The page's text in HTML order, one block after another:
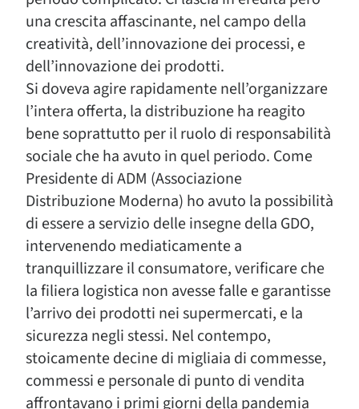
una crescita affascinante, nel campo della
creatività, dell’innovazione dei processi, e
dell’innovazione dei prodotti.
Si doveva agire rapidamente nell’organizzare
l’intera offerta, la distribuzione ha reagito
bene soprattutto per il ruolo di responsabilità
sociale che ha avuto in quel periodo. Come
Presidente di ADM (Associazione
Distribuzione Moderna) ho avuto la possibilità
di essere a servizio delle insegne della GDO,
intervenendo mediaticamente a
tranquillizzare il consumatore, verificare che
la filiera logistica non avesse falle e garantisse
l’arrivo dei prodotti nei supermercati, e la
sicurezza negli stessi. Nel contempo,
stoicamente decine di migliaia di commesse,
commessi e personale di punto di vendita
affrontavano i primi giorni della pandemia